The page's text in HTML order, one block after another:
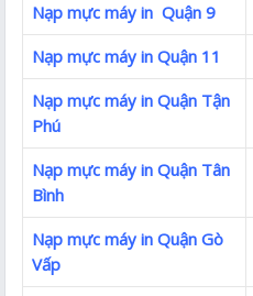
Nạp mực máy in Quận 9
Nạp mực máy in Quận 11
Nạp mực máy in Quận Tận
Phú
Nạp mực máy in Quận Tân
Bình
Nạp mực máy in Quận Gò
Vấp